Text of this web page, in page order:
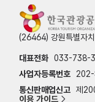
(26464) 강원특별자
대표전화 033-738-
사업자등록번호
통신판매업신고 제
이용 가이드